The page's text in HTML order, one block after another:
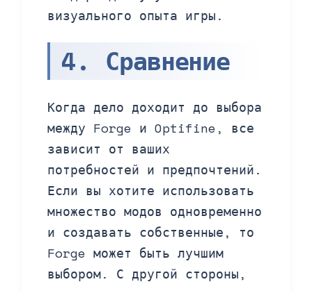
визуального опыта игры.
4. Сравнение
Когда дело доходит до выбора
между Forge и Optifine, все
зависит от ваших
потребностей и предпочтений.
Если вы хотите использовать
множество модов одновременно
и создавать собственные, то
Forge может быть лучшим
выбором. С другой стороны,